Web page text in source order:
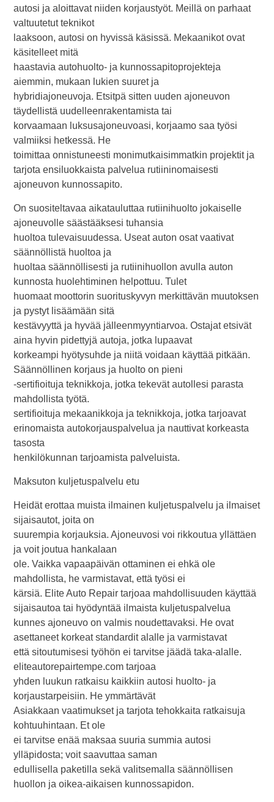
autosi ja aloittavat niiden korjaustyöt. Meillä on parhaat
valtuutetut teknikot
laaksoon, autosi on hyvissä käsissä. Mekaanikot ovat
käsitelleet mitä
haastavia autohuolto- ja kunnossapitoprojekteja
aiemmin, mukaan lukien suuret ja
hybridiajoneuvoja. Etsitpä sitten uuden ajoneuvon
täydellistä uudelleenrakentamista tai
korvaamaan luksusajoneuvoasi, korjaamo saa työsi
valmiiksi hetkessä. He
toimittaa onnistuneesti monimutkaisimmatkin projektit ja
tarjota ensiluokkaista palvelua rutiininomaisesti
ajoneuvon kunnossapito.
On suositeltavaa aikatauluttaa rutiinihuolto jokaiselle
ajoneuvolle säästääksesi tuhansia
huoltoa tulevaisuudessa. Useat auton osat vaativat
säännöllistä huoltoa ja
huoltaa säännöllisesti ja rutiinihuollon avulla auton
kunnosta huolehtiminen helpottuu. Tulet
huomaat moottorin suorituskyvyn merkittävän muutoksen
ja pystyt lisäämään sitä
kestävyyttä ja hyvää jälleenmyyntiarvoa. Ostajat etsivät
aina hyvin pidettyjä autoja, jotka lupaavat
korkeampi hyötysuhde ja niitä voidaan käyttää pitkään.
Säännöllinen korjaus ja huolto on pieni
-sertifioituja teknikkoja, jotka tekevät autollesi parasta
mahdollista työtä.
sertifioituja mekaanikkoja ja teknikkoja, jotka tarjoavat
erinomaista autokorjauspalvelua ja nauttivat korkeasta
tasosta
henkilökunnan tarjoamista palveluista.
Maksuton kuljetuspalvelu etu
Heidät erottaa muista ilmainen kuljetuspalvelu ja ilmaiset
sijaisautot, joita on
suurempia korjauksia. Ajoneuvosi voi rikkoutua yllättäen
ja voit joutua hankalaan
ole. Vaikka vapaapäivän ottaminen ei ehkä ole
mahdollista, he varmistavat, että työsi ei
kärsiä. Elite Auto Repair tarjoaa mahdollisuuden käyttää
sijaisautoa tai hyödyntää ilmaista kuljetuspalvelua
kunnes ajoneuvo on valmis noudettavaksi. He ovat
asettaneet korkeat standardit alalle ja varmistavat
että sitoutumisesi työhön ei tarvitse jäädä taka-alalle.
eliteautorepairtempe.com tarjoaa
yhden luukun ratkaisu kaikkiin autosi huolto- ja
korjaustarpeisiin. He ymmärtävät
Asiakkaan vaatimukset ja tarjota tehokkaita ratkaisuja
kohtuuhintaan. Et ole
ei tarvitse enää maksaa suuria summia autosi
ylläpidosta; voit saavuttaa saman
edullisella paketilla sekä valitsemalla säännöllisen
huollon ja oikea-aikaisen kunnossapidon.